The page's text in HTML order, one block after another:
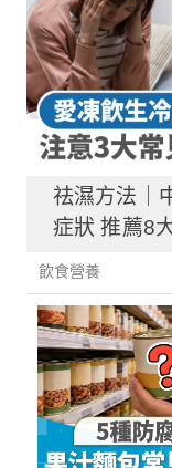
祛濕方法｜
症狀 推薦8
方法！
飲食營養